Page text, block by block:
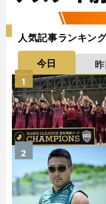
人気記事ランキン
今日 昨
1
2